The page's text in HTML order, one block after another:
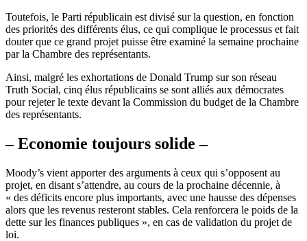
Toutefois, le Parti républicain est divisé sur la question, en fonction
des priorités des différents élus, ce qui complique le processus et fait
douter que ce grand projet puisse être examiné la semaine prochaine
par la Chambre des représentants.
Ainsi, malgré les exhortations de Donald Trump sur son réseau
Truth Social, cinq élus républicains se sont alliés aux démocrates
pour rejeter le texte devant la Commission du budget de la Chambre
des représentants.
– Economie toujours solide –
Moody’s vient apporter des arguments à ceux qui s’opposent au
projet, en disant s’attendre, au cours de la prochaine décennie, à
« des déficits encore plus importants, avec une hausse des dépenses
alors que les revenus resteront stables. Cela renforcera le poids de la
dette sur les finances publiques », en cas de validation du projet de
loi.